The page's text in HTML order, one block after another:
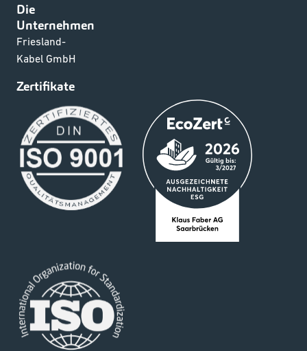
Die
Unternehmen
Friesland-
Kabel GmbH
Zertifikate